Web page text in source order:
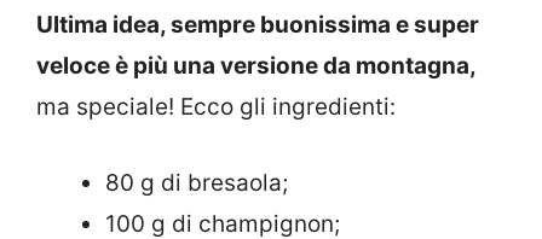
Ultima idea, sempre buonissima e super
veloce è più una versione da montagna,
ma speciale! Ecco gli ingredienti:
80 g di bresaola;
100 g di champignon;